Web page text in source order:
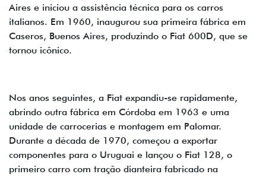
Aires e iniciou a assistência técnica para os carros
italianos. Em 1960, inaugurou sua primeira fábrica em
Caseros, Buenos Aires, produzindo o Fiat 600D, que se
tornou icônico.
Nos anos seguintes, a Fiat expandiu-se rapidamente,
abrindo outra fábrica em Córdoba em 1963 e uma
unidade de carrocerias e montagem em Palomar.
Durante a década de 1970, começou a exportar
componentes para o Uruguai e lançou o Fiat 128, o
primeiro carro com tração dianteira fabricado na